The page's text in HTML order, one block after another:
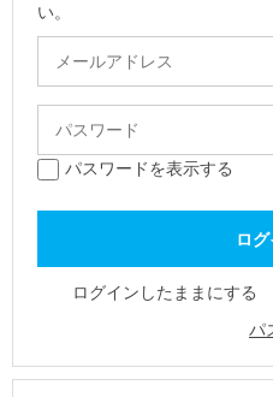
い。
パスワードを表示する
ログインしたままにする
パ